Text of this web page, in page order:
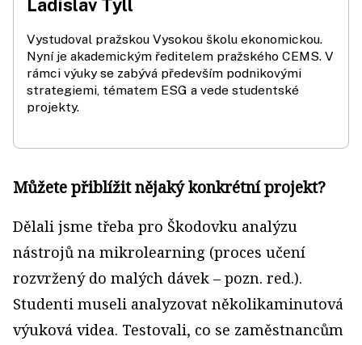
Ladislav Tyll
Vystudoval pražskou Vysokou školu ekonomickou.
Nyní je akademickým ředitelem pražského CEMS. V
rámci výuky se zabývá především podnikovými
strategiemi, tématem ESG a vede studentské
projekty.
Můžete přiblížit nějaký konkrétní projekt?
Dělali jsme třeba pro Škodovku analýzu
nástrojů na mikrolearning (proces učení
rozvržený do malých dávek – pozn. red.).
Studenti museli analyzovat několikaminutová
výuková videa. Testovali, co se zaměstnancům